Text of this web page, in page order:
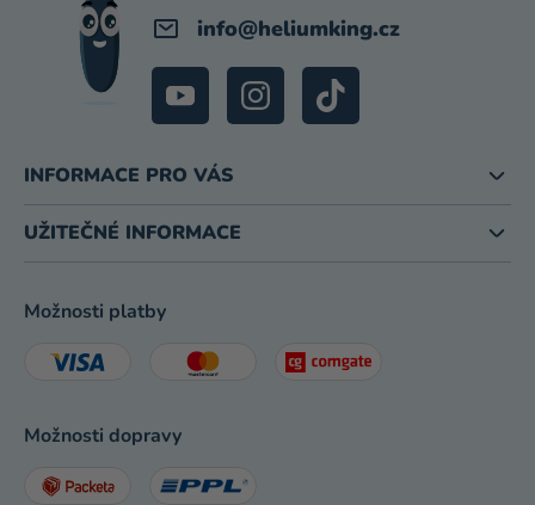
info@heliumking.cz
INFORMACE PRO VÁS
UŽITEČNÉ INFORMACE
Možnosti platby
Možnosti dopravy